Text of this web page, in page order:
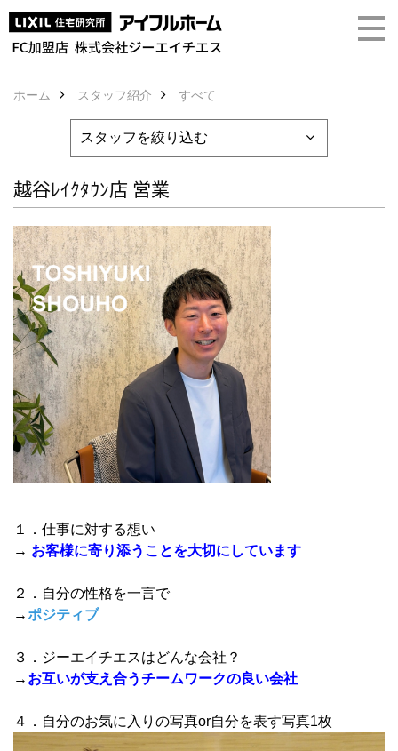
ホーム スタッフ紹介 すべて
越谷ﾚｲｸﾀｳﾝ店 営業
１．仕事に対する想い
→ お客様に寄り添うことを大切にしています
２．自分の性格を一言で
→ポジティブ
３．ジーエイチエスはどんな会社？
→ お互いが支え合うチームワークの良い会社
４．自分のお気に入りの写真or自分を表す写真1枚